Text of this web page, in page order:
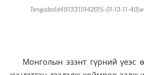
Tengisbold4913311942015-01-13-11-
Монголын эзэнт гүрний үеэс